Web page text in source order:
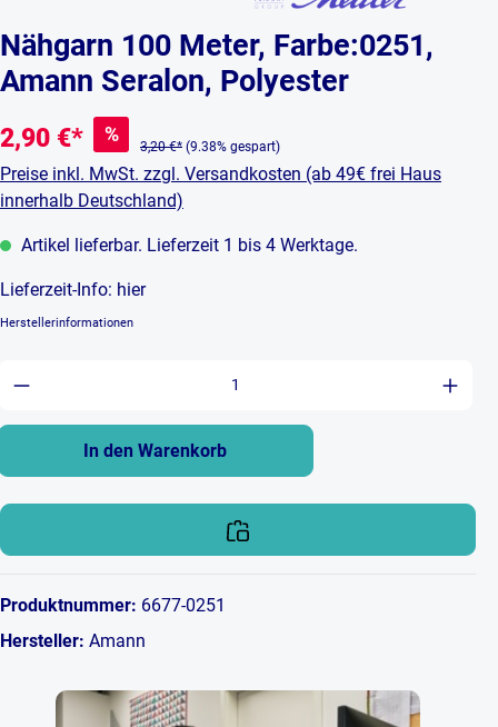
Nähgarn 100 Meter, Farbe:0251,
Amann Seralon, Polyester
2,90 €* %
3,20 €* (9.38% gespart)
Preise inkl. MwSt. zzgl. Versandkosten (ab 49€ frei Haus
innerhalb Deutschland)
Artikel lieferbar. Lieferzeit 1 bis 4 Werktage.
Lieferzeit-Info: hier
Herstellerinformationen
Anzahl: Gib den gewünschten Wert
In den Warenkorb
Produktnummer: 6677-0251
Hersteller: Amann